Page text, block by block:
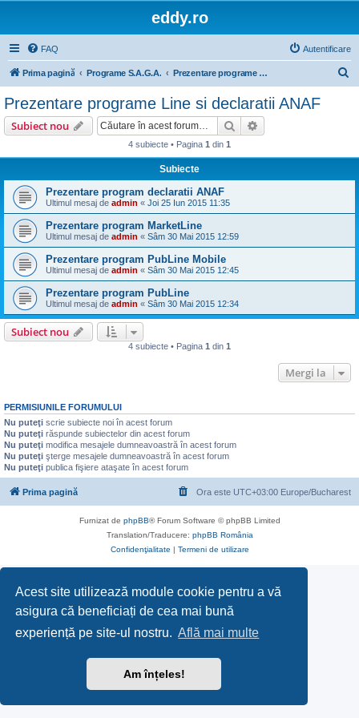
Acest site utilizează module cookie pentru a vă
asigura că beneficiați de cea mai bună
experiență pe site-ul nostru. Află mai multe
Am înțeles!
eddy.ro
FAQ Autentificare
Prima pagină Programe S.A.G.A. Prezentare programe Line si declaratii ANAF
Prezentare programe Line si declaratii ANAF
Subiect nou Căutare
4 subiecte • Pagina 1 din 1
Subiecte
Prezentare program declaratii ANAF
Ultimul mesaj de admin « Joi 25 Iun 2015 11:35
Prezentare program MarketLine
Ultimul mesaj de admin « Sâm 30 Mai 2015 12:59
Prezentare program PubLine Mobile
Ultimul mesaj de admin « Sâm 30 Mai 2015 12:45
Prezentare program PubLine
Ultimul mesaj de admin « Sâm 30 Mai 2015 12:34
Subiect nou
4 subiecte • Pagina 1 din 1
Mergi la
PERMISIUNILE FORUMULUI
Nu puteţi scrie subiecte noi în acest forum
Nu puteţi răspunde subiectelor din acest forum
Nu puteţi modifica mesajele dumneavoastră în acest forum
Nu puteţi şterge mesajele dumneavoastră în acest forum
Nu puteţi publica fişiere ataşate în acest forum
Prima pagină Ora este UTC+03:00 Europe/Bucharest
Furnizat de phpBB® Forum Software © phpBB Limited
Translation/Traducere: phpBB România
Confidenţialitate | Termeni de utilizare